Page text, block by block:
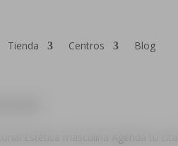
Tienda Centros Blog